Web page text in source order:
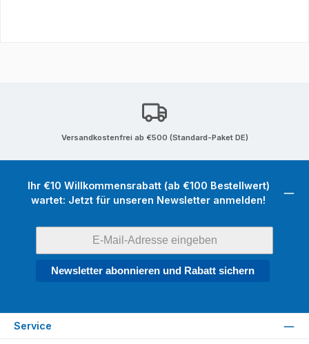
Versandkostenfrei ab €500 (Standard-Paket DE)
Ihr €10 Willkommensrabatt (ab €100 Bestellwert)
wartet: Jetzt für unseren Newsletter anmelden!
Newsletter abonnieren und Rabatt sichern
Service